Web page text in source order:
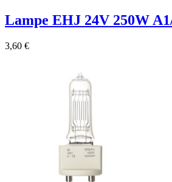
Lampe EHJ 24V 250W
3,60 €